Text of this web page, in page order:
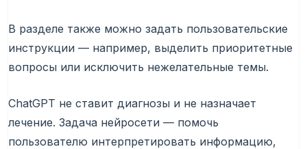
В разделе также можно задать пользовательские
инструкции — например, выделить приоритетные
вопросы или исключить нежелательные темы.
ChatGPT не ставит диагнозы и не назначает
лечение. Задача нейросети — помочь
пользователю интерпретировать информацию,